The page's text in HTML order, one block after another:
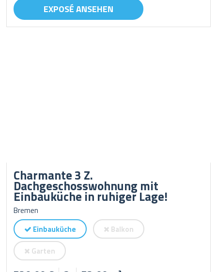
EXPOSÉ ANSEHEN
Charmante 3 Z.
Dachgeschosswohnung mit
Einbauküche in ruhiger Lage!
Bremen
Einbauküche
Balkon
Garten